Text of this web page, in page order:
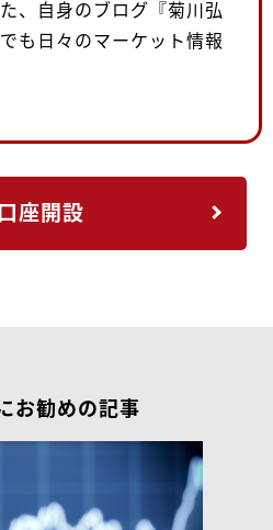
、自身のブログ『菊川弘
も日々のマーケット情報
座開設
お勧めの記事